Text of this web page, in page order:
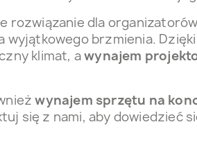
rozwiązanie dla
wyjątkowego brzmienia.
klimat, awynajem
wynajem sprzętu na
się z nami, aby dowiedzieć